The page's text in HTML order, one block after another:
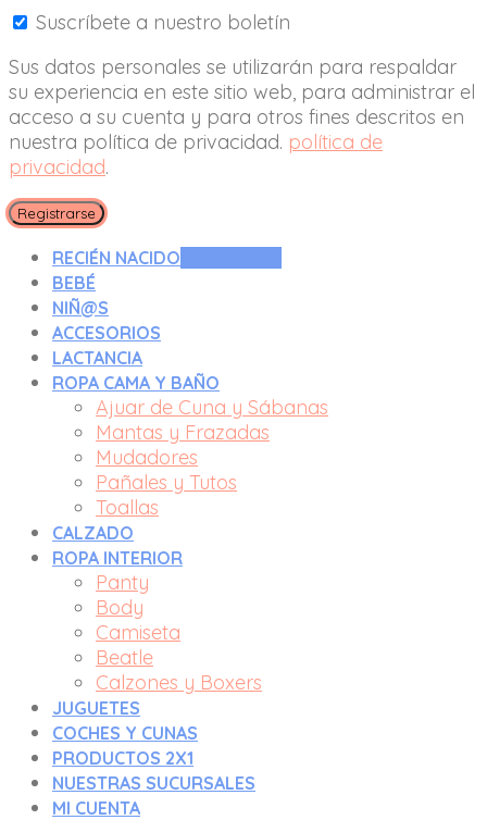
Suscríbete a nuestro boletín
Sus datos personales se utilizarán para respaldar
su experiencia en este sitio web, para administrar el
acceso a su cuenta y para otros fines descritos en
nuestra política de privacidad. política de
privacidad.
Registrarse
RECIÉN NACIDO
BEBÉ
NIÑ@S
ACCESORIOS
LACTANCIA
ROPA CAMA Y BAÑO
Ajuar de Cuna y Sábanas
Mantas y Frazadas
Mudadores
Pañales y Tutos
Toallas
CALZADO
ROPA INTERIOR
Panty
Body
Camiseta
Beatle
Calzones y Boxers
JUGUETES
COCHES Y CUNAS
PRODUCTOS 2X1
NUESTRAS SUCURSALES
MI CUENTA